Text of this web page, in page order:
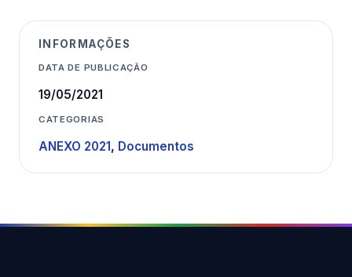
INFORMAÇÕES
DATA DE PUBLICAÇÃO
19/05/2021
CATEGORIAS
ANEXO 2021, Documentos